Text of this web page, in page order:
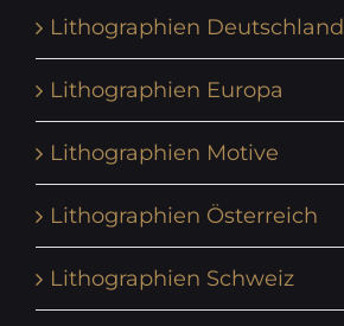
Lithographien Deutschland
Lithographien Europa
Lithographien Motive
Lithographien Österreich
Lithographien Schweiz